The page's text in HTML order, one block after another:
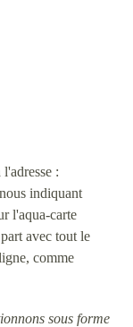
:
indiquant
l'aqua-carte
avec tout le
comme
sous forme